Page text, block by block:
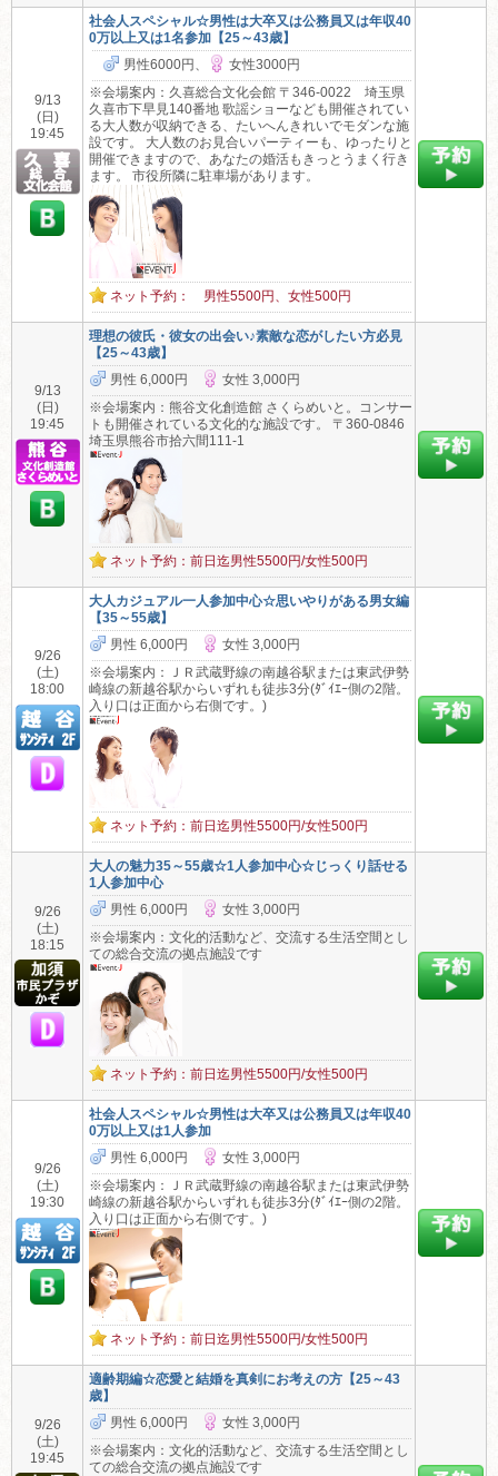
9/13
(日)
19:45
社会人スペシャル☆男性は大卒又は公務員又は年収40
0万以上又は1名参加【25～43歳】
男性6000円、
女性3000円
※会場案内：久喜総合文化会館 〒346-0022 埼玉県
久喜市下早見140番地 歌謡ショーなども開催されてい
る大人数が収納できる、たいへんきれいでモダンな施
設です。 大人数のお見合いパーティーも、ゆったりと
開催できますので、あなたの婚活もきっとうまく行き
ます。 市役所隣に駐車場があります。
ネット予約： 男性5500円、女性500円
9/13
(日)
19:45
理想の彼氏・彼女の出会い♪素敵な恋がしたい方必見
【25～43歳】
男性 6,000円
女性 3,000円
※会場案内：熊谷文化創造館 さくらめいと。コンサー
トも開催されている文化的な施設です。 〒360-0846
埼玉県熊谷市拾六間111-1
ネット予約：前日迄男性5500円/女性500円
9/26
(土)
18:00
大人カジュアル一人参加中心☆思いやりがある男女編
【35～55歳】
男性 6,000円
女性 3,000円
※会場案内：ＪＲ武蔵野線の南越谷駅または東武伊勢
崎線の新越谷駅からいずれも徒歩3分(ﾀﾞｲｴｰ側の2階。
入り口は正面から右側です。)
ネット予約：前日迄男性5500円/女性500円
9/26
(土)
18:15
大人の魅力35～55歳☆1人参加中心☆じっくり話せる
1人参加中心
男性 6,000円
女性 3,000円
※会場案内：文化的活動など、交流する生活空間とし
ての総合交流の拠点施設です
ネット予約：前日迄男性5500円/女性500円
9/26
(土)
19:30
社会人スペシャル☆男性は大卒又は公務員又は年収40
0万以上又は1人参加
男性 6,000円
女性 3,000円
※会場案内：ＪＲ武蔵野線の南越谷駅または東武伊勢
崎線の新越谷駅からいずれも徒歩3分(ﾀﾞｲｴｰ側の2階。
入り口は正面から右側です。)
ネット予約：前日迄男性5500円/女性500円
9/26
(土)
19:45
適齢期編☆恋愛と結婚を真剣にお考えの方【25～43
歳】
男性 6,000円
女性 3,000円
※会場案内：文化的活動など、交流する生活空間とし
ての総合交流の拠点施設です